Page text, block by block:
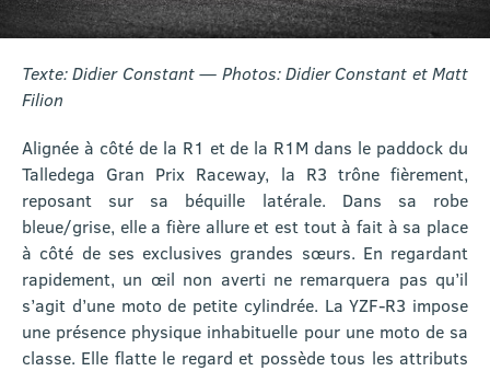
Texte: Didier Constant — Photos: Didier Constant et Matt
Filion
Alignée à côté de la R1 et de la R1M dans le paddock du
Talledega Gran Prix Raceway, la R3 trône fièrement,
reposant sur sa béquille latérale. Dans sa robe
bleue/grise, elle a fière allure et est tout à fait à sa place
à côté de ses exclusives grandes sœurs. En regardant
rapidement, un œil non averti ne remarquera pas qu’il
s’agit d’une moto de petite cylindrée. La YZF-R3 impose
une présence physique inhabituelle pour une moto de sa
classe. Elle flatte le regard et possède tous les attributs